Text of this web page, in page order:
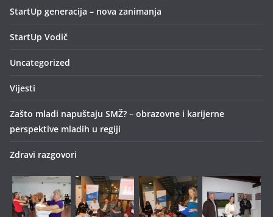
StartUp generacija – nova zanimanja
StartUp Vodič
Uncategorized
Vijesti
Zašto mladi napuštaju SMŽ? – obrazovne i karijerne
perspektive mladih u regiji
Zdravi razgovori